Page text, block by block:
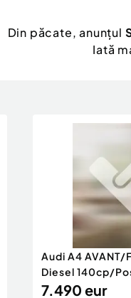
Din păcate, anunțul
Iată
Audi A4
Diesel 140cp/
Rate/GARANTIE
7.490 eur